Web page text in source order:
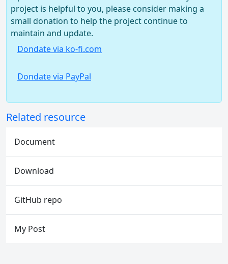
project is helpful to you, please consider making a
small donation to help the project continue to
maintain and update.
Dondate via ko-fi.com
Dondate via PayPal
Related resource
Document
Download
GitHub repo
My Post